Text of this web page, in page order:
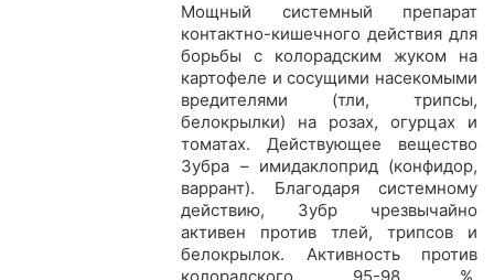
Мощный системный препарат
контактно-кишечного действия для
борьбы с колорадским жуком на
картофеле и сосущими насекомыми
вредителями (тли, трипсы,
белокрылки) на розах, огурцах и
томатах. Действующее вещество
Зубра – имидаклоприд (конфидор,
варрант). Благодаря системному
действию, Зубр чрезвычайно
активен против тлей, трипсов и
белокрылок. Активность против